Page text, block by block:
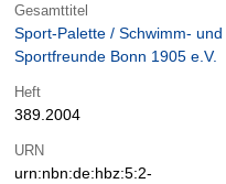
Gesamttitel
Sport-Palette / Schwimm- und
Sportfreunde Bonn 1905 e.V.
Heft
389.2004
URN
urn:nbn:de:hbz:5:2-